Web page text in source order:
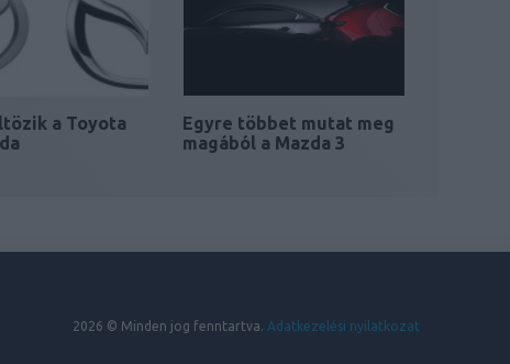
a Toyota
Egyre többet mutat meg
magából a Mazda 3
2026 © Minden jog fenntartva. Adatkezelési nyilatkozat